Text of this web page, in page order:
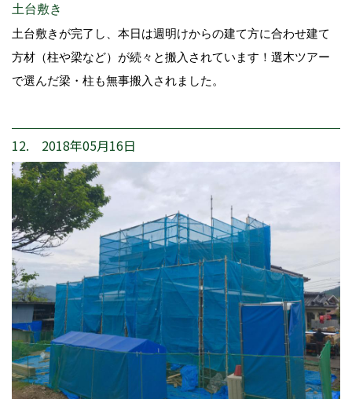
土台敷き
土台敷きが完了し、本日は週明けからの建て方に合わせ建て
方材（柱や梁など）が続々と搬入されています！選木ツアー
で選んだ梁・柱も無事搬入されました。
12. 2018年05月16日